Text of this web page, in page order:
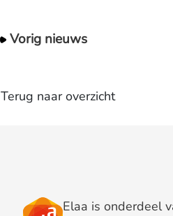
Vorig nieuws
Terug naar overzicht
Elaa is onderdeel